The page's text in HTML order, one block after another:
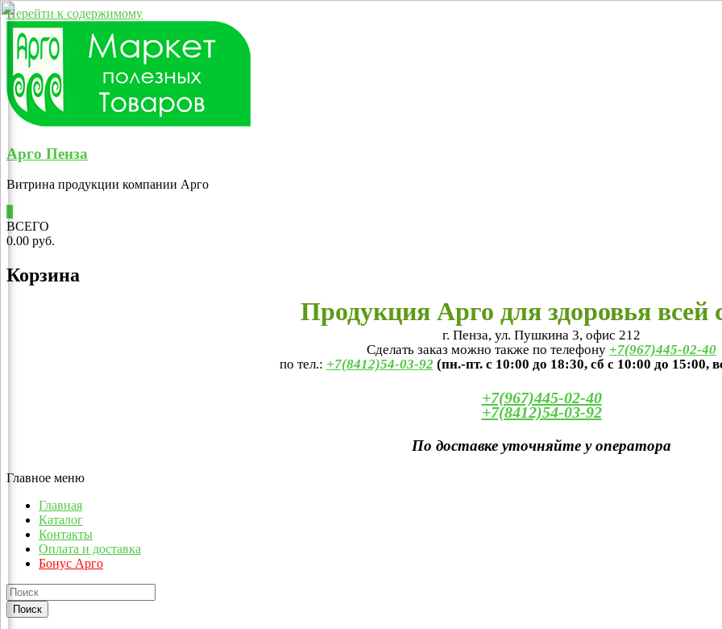
Перейти к содержимому
Арго Пенза
Витрина продукции компании Арго
ВСЕГО
0.00 руб.
Корзина
Продукция Арго для здоровья всей
г. Пенза, ул. Пушкина 3, офис 212
Сделать заказ можно также по телефону +7(967)445-02-40
по тел.: +7(8412)54-03-92 (пн.-пт. с 10:00 до 18:30, сб с 10:00 до 15:00,
+7(967)445-02-40
+7(8412)54-03-92
По доставке уточняйте у оператора
Главное меню
Главная
Каталог
Контакты
Оплата и доставка
Бонус Арго